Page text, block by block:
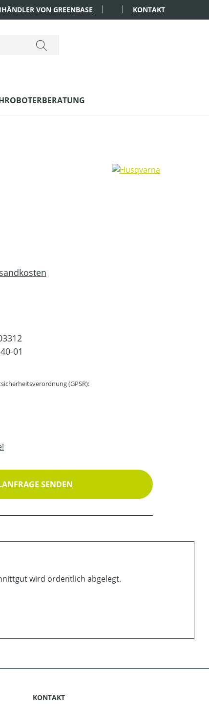
VON GREENBASE KONTAKT
01
(GPSR):
SENDEN
wird ordentlich abgelegt.
KONTAKT